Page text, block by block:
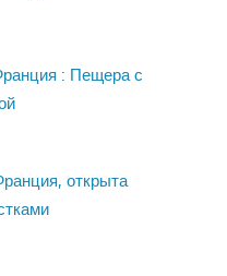
: Пещера с
открыта